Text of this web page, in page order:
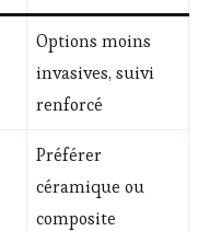
Options moins
invasives, suivi
renforcé
Préférer
céramique ou
composite